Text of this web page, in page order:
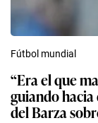
Fútbol mundial
“Era el que
guiando hacia
del Barza